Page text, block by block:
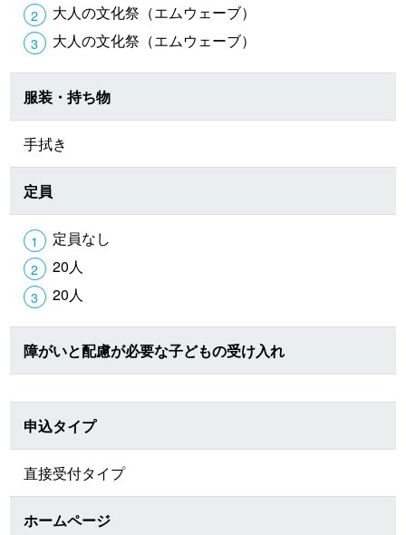
大人の文化祭（エムウェーブ）
大人の文化祭（エムウェーブ）
服装・持ち物
手拭き
定員
定員なし
20人
20人
障がいと配慮が必要な子どもの受け入れ
申込タイプ
直接受付タイプ
ホームページ